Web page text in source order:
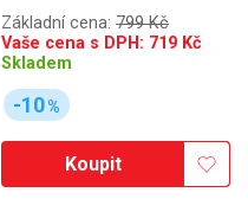
Základní cena: 799 Kč
Vaše cena s DPH: 719 Kč
Skladem
-10%
Koupit